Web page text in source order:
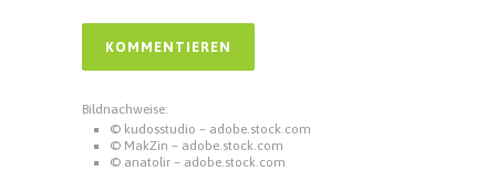
Bildnachweise:
© kudosstudio – adobe.stock.com
© MakZin – adobe.stock.com
© anatolir – adobe.stock.com